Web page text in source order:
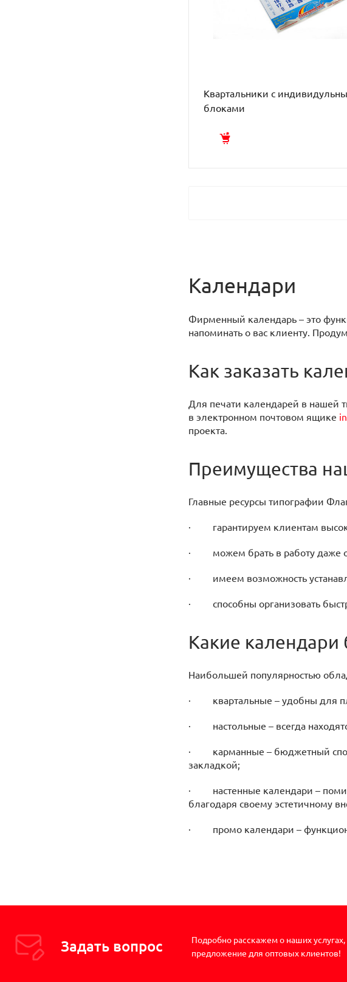
Квартальники с
блоками
Календари
Фирменный календарь – это
напоминать о вас клиенту.
Как заказать
Для печати календарей в нашей
в электронном почтовом ящике
проекта.
Преимущества
Главные ресурсы типографии
· гарантируем клиентам
· можем брать в работу даже
· имеем возможность
· способны организовать
Какие
Наибольшей популярностью
· квартальные – удобны для
· настольные – всегда
· карманные – бюджетный
закладкой;
· настенные календари –
благодаря своему эстетичному
· промо календари –
Задать вопрос
Подробно расскажем о наших
предложение для оптовых клиентов!